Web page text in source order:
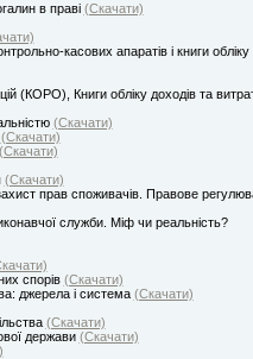
в праві (Скачати)
касових апаратів і книги обліку
(КОРО), Книги обліку доходів та
(Скачати)
(Скачати)
(Скачати)
(Скачати)
прав споживачів. Правове
служби. Міф чи реальність?
спорів (Скачати)
джерела і система (Скачати)
(Скачати)
держави (Скачати)